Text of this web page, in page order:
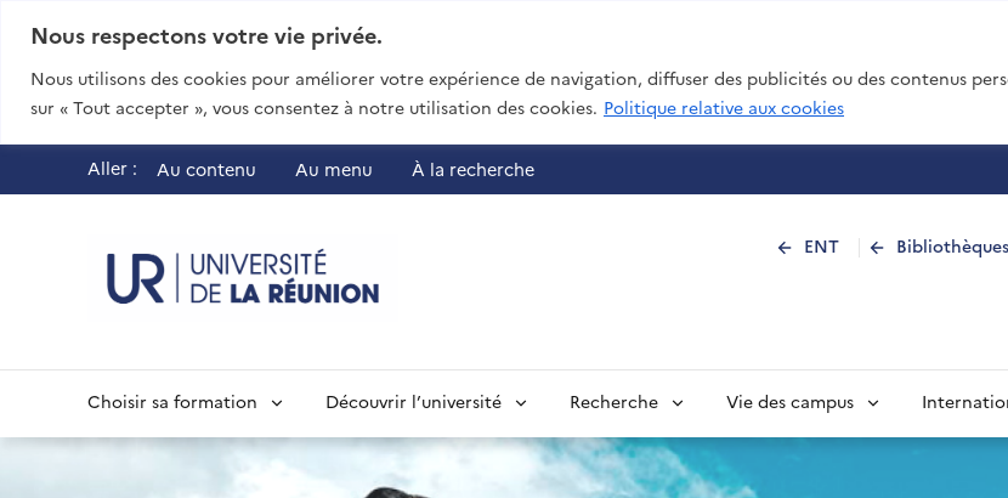
Nous respectons votre vie privée.
Nous utilisons des cookies pour améliorer votre expérience de navigation, diffuser des publicités ou des contenus
sur « Tout accepter », vous consentez à notre utilisation des cookies. Politique relative aux cookies
Aller : Au contenu Au menu À la recherche
ENT Bibliothèques
Choisir sa formation Découvrir l’université Recherche Vie des campus